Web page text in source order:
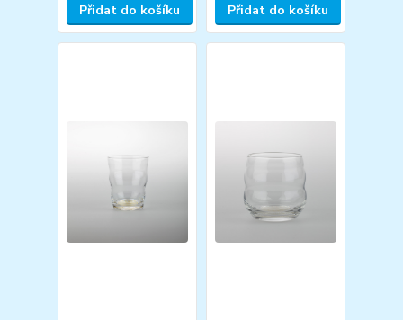
Přidat do košíku Přidat do košíku